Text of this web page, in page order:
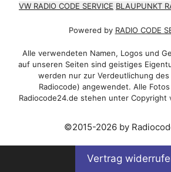
VW RADIO CODE SERVICE BLAUPUNKT
Powered by RADIO CODE
Alle verwendeten Namen, Logos und
auf unseren Seiten sind geistiges
werden nur zur Verdeutlichung
Radiocode) angewendet. Alle
Radiocode24.de stehen unter Copyright
©2015-2026 by
Vertrag